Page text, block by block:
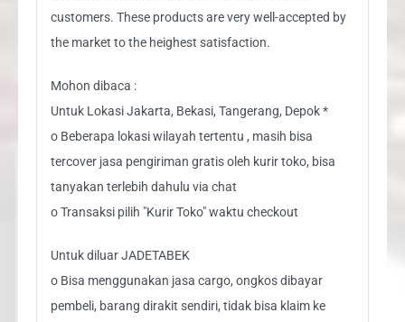
customers. These products are very well-accepted by
the market to the heighest satisfaction.
Mohon dibaca :
Untuk Lokasi Jakarta, Bekasi, Tangerang, Depok *
o Beberapa lokasi wilayah tertentu , masih bisa
tercover jasa pengiriman gratis oleh kurir toko, bisa
tanyakan terlebih dahulu via chat
o Transaksi pilih "Kurir Toko" waktu checkout
Untuk diluar JADETABEK
o Bisa menggunakan jasa cargo, ongkos dibayar
pembeli, barang dirakit sendiri, tidak bisa klaim ke